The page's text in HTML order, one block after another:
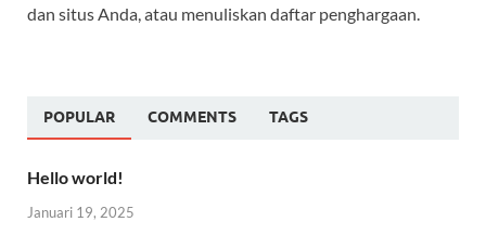
dan situs Anda, atau menuliskan daftar penghargaan.
POPULAR COMMENTS TAGS
Hello world!
Januari 19, 2025